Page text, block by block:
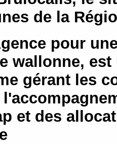
de la
pour
wallonne,
gérant les
et des